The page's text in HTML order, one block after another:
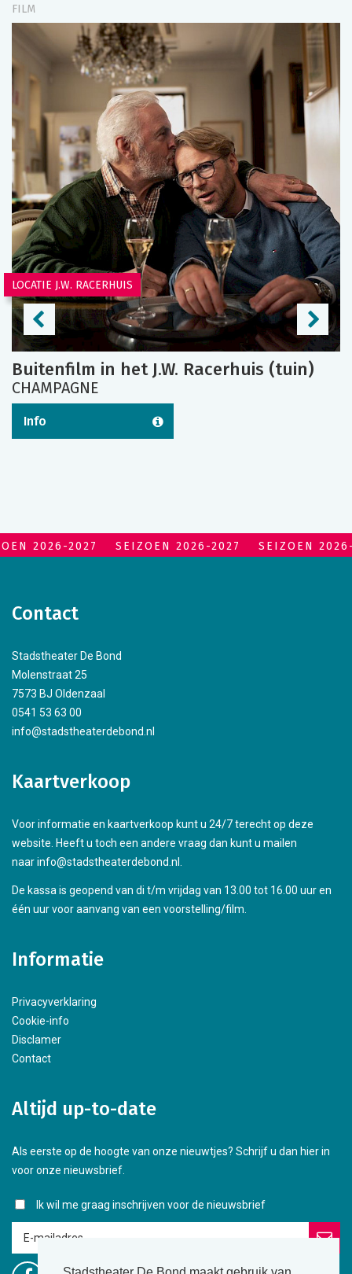
FILM
LOCATIE J.W. RACERHUIS
Buitenfilm in het J.W. Racerhuis (tuin)
CHAMPAGNE
Info
2026-2027 SEIZOEN 2026-2027 SEIZOEN
Contact
Stadstheater De Bond
Molenstraat 25
7573 BJ Oldenzaal
0541 53 63 00
info@stadstheaterdebond.nl
Kaartverkoop
Voor informatie en kaartverkoop kunt u 24/7 terecht op deze
website. Heeft u toch een andere vraag dan kunt u mailen
naar info@stadstheaterdebond.nl.
De kassa is geopend van di t/m vrijdag van 13.00 tot 16.00 uur en
één uur voor aanvang van een voorstelling/film.
Informatie
Privacyverklaring
Cookie-info
Disclamer
Contact
Altijd up-to-date
Als eerste op de hoogte van onze nieuwtjes? Schrijf u dan hier in
voor onze nieuwsbrief.
Ik wil me graag inschrijven voor de nieuwsbrief